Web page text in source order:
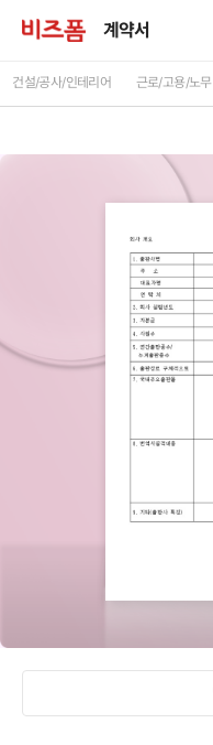
계약서
건설/공사/인테리어 근로/고용/노무